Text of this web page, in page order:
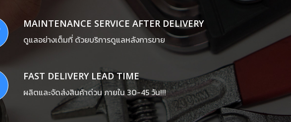
MAINTENANCE SERVICE AFTER DELIVERY
ดูแลอย่างเต็มที่ ด้วยบริการดูแลหลังการขาย
FAST DELIVERY LEAD TIME
ผลิตและจัดส่งสินค้าด่วน ภายใน 30-45 วัน!!!